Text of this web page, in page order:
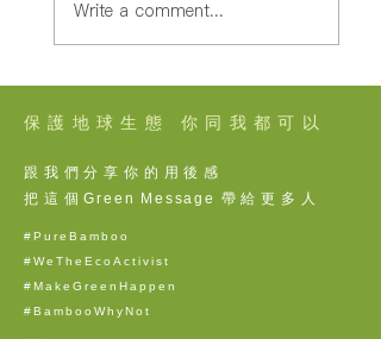
土爽甜高麗菜 【探討
低碳本地生產系列】
Write a comment...
保護地球生態 你同我都可以
跟我們分享你的用後感
把這個Green Message 帶給更多人
#PureBamboo
#WeTheEcoActivist
#MakeGreenHappen
#BambooWhyNot